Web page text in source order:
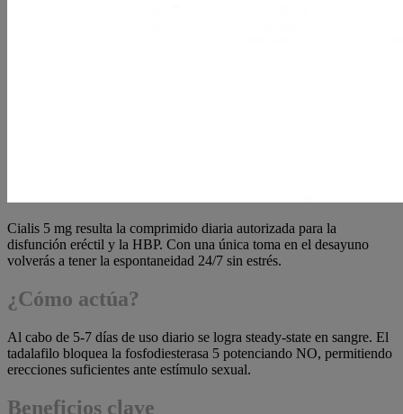
Cialis 5 mg resulta la comprimido diaria autorizada para la
disfunción eréctil y la HBP. Con una única toma en el desayuno
volverás a tener la espontaneidad 24/7 sin estrés.
¿Cómo actúa?
Al cabo de 5-7 días de uso diario se logra steady-state en sangre. El
tadalafilo bloquea la fosfodiesterasa 5 potenciando NO, permitiendo
erecciones suficientes ante estímulo sexual.
Beneficios clave